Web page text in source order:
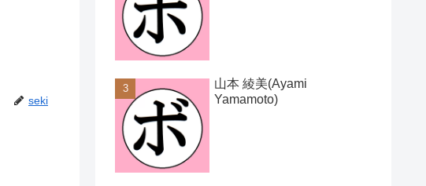
seki
山本 綾美(Ayami
Yamamoto)